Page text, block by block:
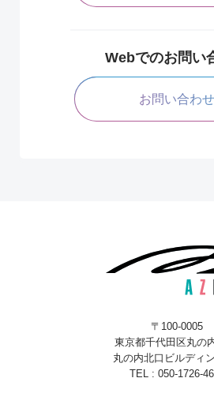
Webでのお問い
お問い合わせ
〒100-0005
東京都千代田区丸の
丸の内北口ビルディ
TEL : 050-1726-